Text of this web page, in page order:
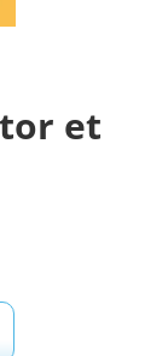
et